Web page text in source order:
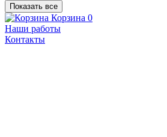
Показать все
Корзина 0
Наши работы
Контакты